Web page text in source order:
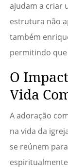
ajudam a criar
estrutura não
também
permitindo
O
Vida
A adoração
na vida da
se reúnem